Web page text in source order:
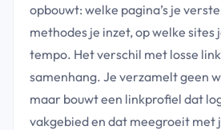
opbouwt: welke pagina’s je
methodes je inzet, op welke sites
tempo. Het verschil met losse
samenhang. Je verzamelt geen
maar bouwt een linkprofiel dat
vakgebied en dat meegroeit met